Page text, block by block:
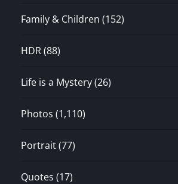
Family & Children (152)
HDR(88)
Life is a Mystery(26)
Photos (1,110)
Portrait(77)
Quotes (17)